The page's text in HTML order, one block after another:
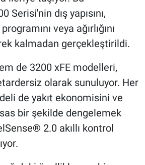
Serisi'nin dış yapısını,
veya ağırlığını
kalmadan gerçekleştirildi.
de 3200 xFE modelleri,
olarak sunuluyor. Her
de yakıt ekonomisini ve
bir şekilde dengelemek
2.0 akıllı kontrol